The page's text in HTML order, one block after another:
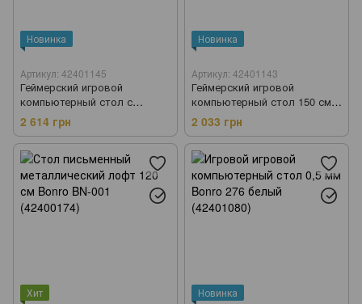
Новинка
Артикул: 42401145
Геймерский игровой
компьютерный стол с
подсветкой 120 см Bonro B-
13 черный RGB LED
(42401145)
2 614 грн
Новинка
Артикул: 42401143
Геймерский игровой
компьютерный стол 150 см
Bonro B-11 коричневый
(42401143)
2 033 грн
Хит
Новинка